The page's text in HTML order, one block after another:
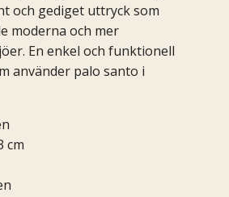
och gediget uttryck som
moderna och mer
En enkel och funktionell
använder palo santo i
cm